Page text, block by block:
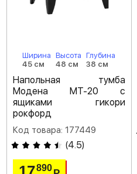
Ширина
45 см
Высота
48 см
Глубина
38 см
Напольная тумба
Модена МТ-20 с
ящиками гикори
рокфорд
Код товара: 177449
(4.5)
890